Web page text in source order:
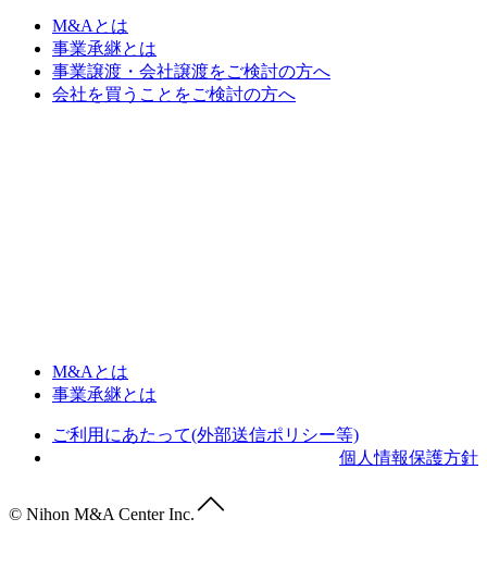
M&Aとは
事業承継とは
事業譲渡・会社譲渡をご検討の方へ
会社を買うことをご検討の方へ
M&Aとは
事業承継とは
ご利用にあたって(外部送信ポリシー等)
個人情報保護方針
© Nihon M&A Center Inc.